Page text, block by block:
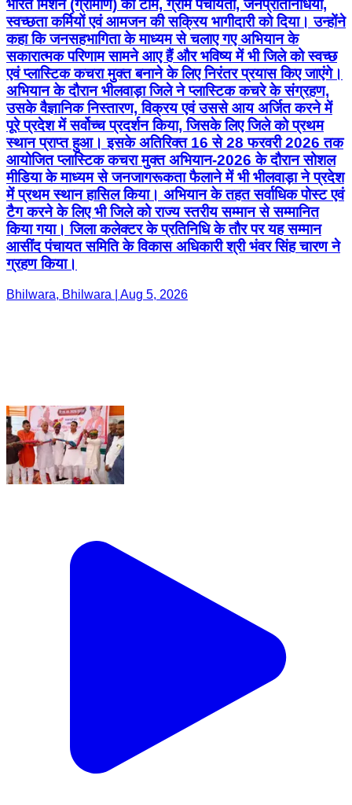
भारत मिशन (ग्रामीण) की टीम, ग्राम पंचायतों, जनप्रतिनिधियों,
स्वच्छता कर्मियों एवं आमजन की सक्रिय भागीदारी को दिया। उन्होंने
कहा कि जनसहभागिता के माध्यम से चलाए गए अभियान के
सकारात्मक परिणाम सामने आए हैं और भविष्य में भी जिले को स्वच्छ
एवं प्लास्टिक कचरा मुक्त बनाने के लिए निरंतर प्रयास किए जाएंगे।
अभियान के दौरान भीलवाड़ा जिले ने प्लास्टिक कचरे के संग्रहण,
उसके वैज्ञानिक निस्तारण, विक्रय एवं उससे आय अर्जित करने में
पूरे प्रदेश में सर्वोच्च प्रदर्शन किया, जिसके लिए जिले को प्रथम
स्थान प्राप्त हुआ। इसके अतिरिक्त 16 से 28 फरवरी 2026 तक
आयोजित प्लास्टिक कचरा मुक्त अभियान-2026 के दौरान सोशल
मीडिया के माध्यम से जनजागरूकता फैलाने में भी भीलवाड़ा ने प्रदेश
में प्रथम स्थान हासिल किया। अभियान के तहत सर्वाधिक पोस्ट एवं
टैग करने के लिए भी जिले को राज्य स्तरीय सम्मान से सम्मानित
किया गया। जिला कलेक्टर के प्रतिनिधि के तौर पर यह सम्मान
आसींद पंचायत समिति के विकास अधिकारी श्री भंवर सिंह चारण ने
ग्रहण किया।
Bhilwara, Bhilwara | Aug 5, 2026
जहाजपुर में विकास की नई सौगातः कैबिनेट मंत्री बाबूलाल खराड़ी ने